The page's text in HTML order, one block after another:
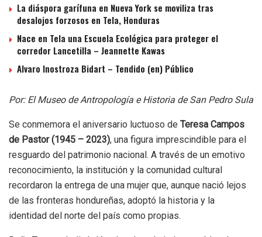
La diáspora garífuna en Nueva York se moviliza tras
desalojos forzosos en Tela, Honduras
Nace en Tela una Escuela Ecológica para proteger el
corredor Lancetilla – Jeannette Kawas
Alvaro Inostroza Bidart – Tendido (en) Público
Por: El Museo de Antropología e Historia de San Pedro Sula
Se conmemora el aniversario luctuoso de Teresa Campos
de Pastor (1945 – 2023), una figura imprescindible para el
resguardo del patrimonio nacional. A través de un emotivo
reconocimiento, la institución y la comunidad cultural
recordaron la entrega de una mujer que, aunque nació lejos
de las fronteras hondureñas, adoptó la historia y la
identidad del norte del país como propias.